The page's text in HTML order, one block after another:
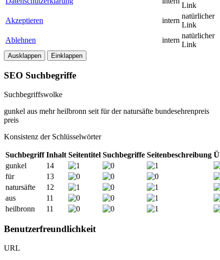
Link
Akzeptieren
intern
natürlicher
Link
Ablehnen
intern
natürlicher
Link
Ausklappen Einklappen
SEO Suchbegriffe
Suchbegriffswolke
gunkel aus mehr heilbronn seit für der natursäfte bundesehrenpreis
preis
Konsistenz der Schlüsselwörter
Suchbegriff Inhalt Seitentitel Suchbegriffe Seitenbeschreibung
gunkel
14
für
13
natursäfte
12
aus
11
heilbronn
11
Benutzerfreundlichkeit
URL